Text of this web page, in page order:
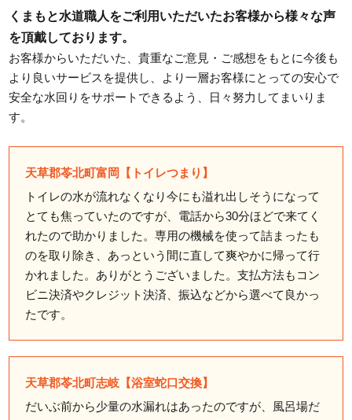
くまもと水道職人をご利用いただいたお客様から様々な声
を頂戴しております。
お客様からいただいた、貴重なご意見・ご感想をもとに今後も
より良いサービスを提供し、より一層お客様にとっての安心で
安全な水回りをサポートできるよう、日々努力してまいりま
す。
天草郡苓北町富岡【トイレつまり】
トイレの水が流れなくなり今にも溢れ出しそうになって
とても焦っていたのですが、電話から30分ほどで来てく
れたので助かりました。専用の機械を使って詰まったも
のを取り除き、あっという間に直して爽やかに帰って行
かれました。ありがとうございました。支払方法もコン
ビニ決済やクレジット決済、振込などから選べて良かっ
たです。
天草郡苓北町志岐【浴室蛇口交換】
だいぶ前から少量の水漏れはあったのですが、風呂場だ